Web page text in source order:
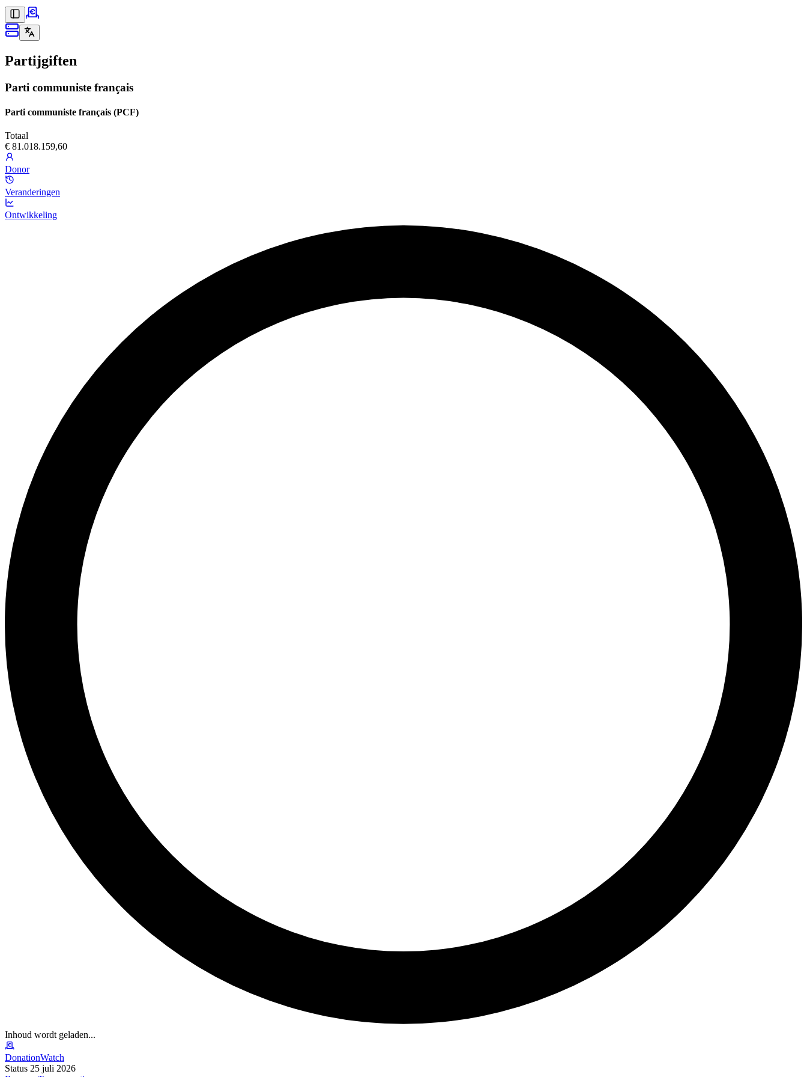
Partijgiften
Parti communiste français
Parti communiste français (PCF)
Totaal
€ 81.018.159,60
Donor
Veranderingen
Ontwikkeling
Inhoud wordt geladen...
DonationWatch
Status 25 juli 2026